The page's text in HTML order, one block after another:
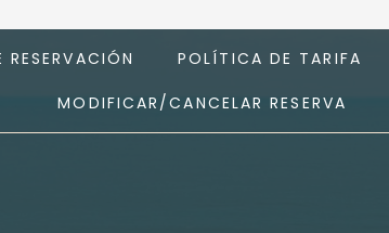
POLÍTICA DE TARIFA
MODIFICAR/CANCELAR RESERVA